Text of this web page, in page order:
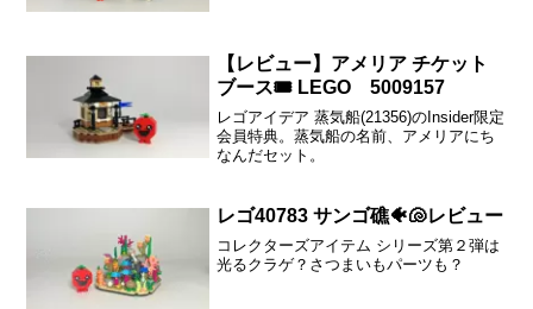
【レビュー】アメリア チケット
ブース🎟️ LEGO 5009157
レゴアイデア 蒸気船(21356)のInsider限定
会員特典。蒸気船の名前、アメリアにち
なんだセット。
レゴ40783 サンゴ礁🐠🐚レビュー
コレクターズアイテム シリーズ第２弾は
光るクラゲ？さつまいもパーツも？